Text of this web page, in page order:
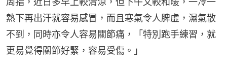
熱下再出汗就容易感冒，而且寒氣令人脾虛，濕氣散
不到，同時亦令人容易關節痛，「特別跑手練習，就
更易覺得關節好緊，容易受傷。」